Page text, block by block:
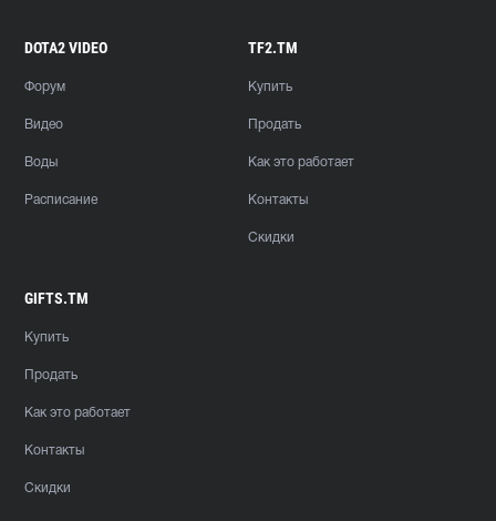
DOTA2 VIDEO
Форум
Видео
Воды
Расписание
TF2.TM
Купить
Продать
Как это работает
Контакты
Скидки
GIFTS.TM
Купить
Продать
Как это работает
Контакты
Скидки